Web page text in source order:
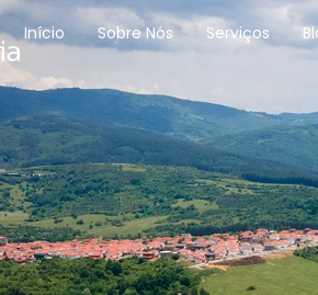
Início Sobre Nós Serviços